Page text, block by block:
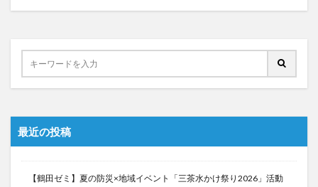
最近の投稿
【鶴田ゼミ】夏の防災×地域イベント「三茶水かけ祭り2026」活動